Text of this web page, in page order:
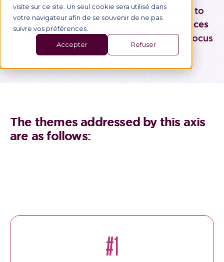
visite sur ce site. Un seul cookie sera utilisé dans
votre navigateur afin de se souvenir de ne pas
suivre vos préférences.
Accepter Refuser
This interdisciplinary Axis is dedicated to
exploring the role,
consequences
in organizations, with a particular focus
managerial decision-making
The themes addressed by this axis
are as follows:
#1